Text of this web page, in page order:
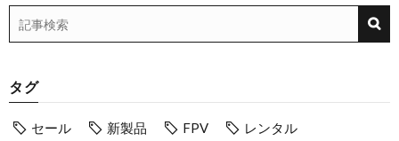
タグ
セール 新製品 FPV
レンタル